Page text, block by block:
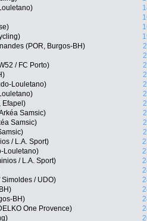
(POR, Burgos-BH)
/ FC Porto)
Louletano)
Efapel)
Samsic)
Samsic)
/ L.A. Sport)
Louletano)
/ L.A. Sport)
/ UDO)
BH)
One Provence)